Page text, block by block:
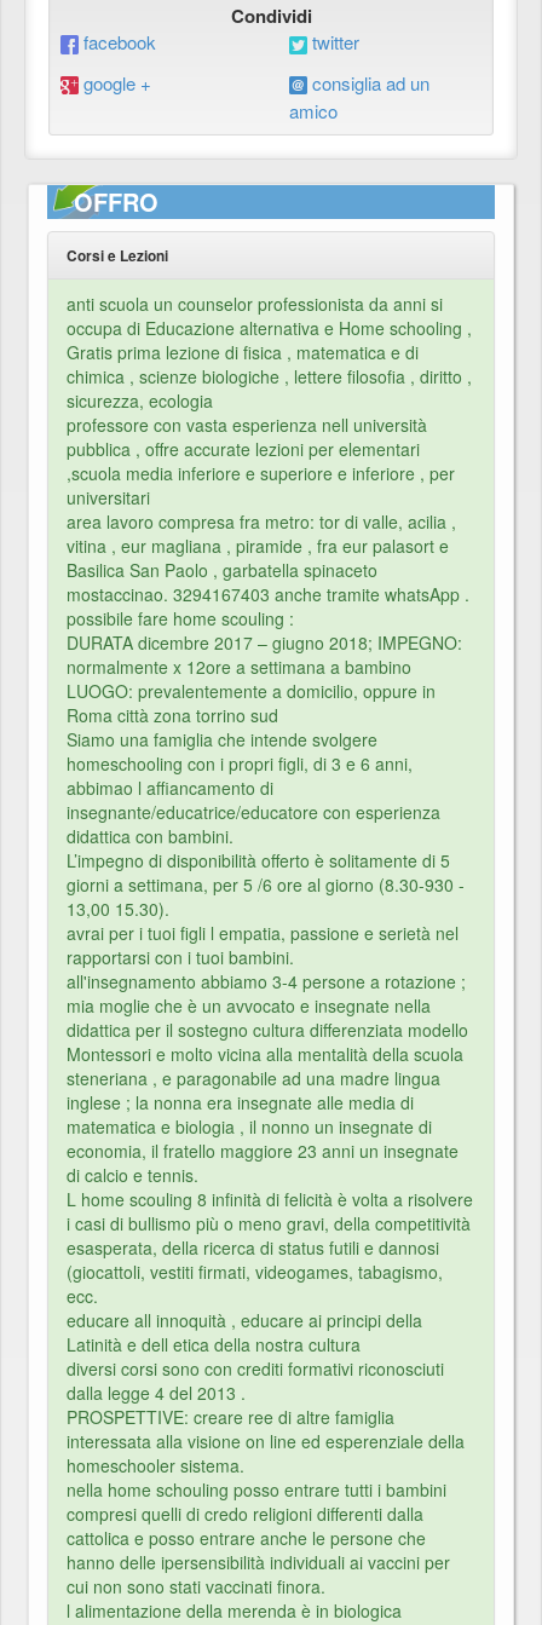
Condividi
facebook
twitter
google +
consiglia ad un
amico
OFFRO
Corsi e Lezioni
anti scuola un counselor professionista da anni si
occupa di Educazione alternativa e Home schooling ,
Gratis prima lezione di fisica , matematica e di
chimica , scienze biologiche , lettere filosofia , diritto ,
sicurezza, ecologia
professore con vasta esperienza nell università
pubblica , offre accurate lezioni per elementari
,scuola media inferiore e superiore e inferiore , per
universitari
area lavoro compresa fra metro: tor di valle, acilia ,
vitina , eur magliana , piramide , fra eur palasort e
Basilica San Paolo , garbatella spinaceto
mostaccinao. 3294167403 anche tramite whatsApp .
possibile fare home scouling :
DURATA dicembre 2017 – giugno 2018; IMPEGNO:
normalmente x 12ore a settimana a bambino
LUOGO: prevalentemente a domicilio, oppure in
Roma città zona torrino sud
Siamo una famiglia che intende svolgere
homeschooling con i propri figli, di 3 e 6 anni,
abbimao l affiancamento di
insegnante/educatrice/educatore con esperienza
didattica con bambini.
L’impegno di disponibilità offerto è solitamente di 5
giorni a settimana, per 5 /6 ore al giorno (8.30-930 -
13,00 15.30).
avrai per i tuoi figli l empatia, passione e serietà nel
rapportarsi con i tuoi bambini.
all'insegnamento abbiamo 3-4 persone a rotazione ;
mia moglie che è un avvocato e insegnate nella
didattica per il sostegno cultura differenziata modello
Montessori e molto vicina alla mentalità della scuola
steneriana , e paragonabile ad una madre lingua
inglese ; la nonna era insegnate alle media di
matematica e biologia , il nonno un insegnate di
economia, il fratello maggiore 23 anni un insegnate
di calcio e tennis.
L home scouling 8 infinità di felicità è volta a risolvere
i casi di bullismo più o meno gravi, della competitività
esasperata, della ricerca di status futili e dannosi
(giocattoli, vestiti firmati, videogames, tabagismo,
ecc.
educare all innoquità , educare ai principi della
Latinità e dell etica della nostra cultura
diversi corsi sono con crediti formativi riconosciuti
dalla legge 4 del 2013 .
PROSPETTIVE: creare ree di altre famiglia
interessata alla visione on line ed esperenziale della
homeschooler sistema.
nella home schouling posso entrare tutti i bambini
compresi quelli di credo religioni differenti dalla
cattolica e posso entrare anche le persone che
hanno delle ipersensibilità individuali ai vaccini per
cui non sono stati vaccinati finora.
l alimentazione della merenda è in biologica